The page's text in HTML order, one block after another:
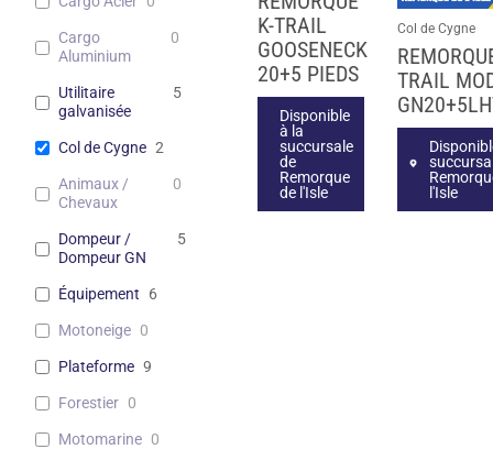
Cargo
Aluminium
0
Utilitaire
galvanisée
5
Col de Cygne 2
Animaux /
Chevaux
0
Dompeur /
Dompeur GN
5
Équipement 6
Motoneige 0
Plateforme 9
Forestier 0
Motomarine 0
K-TRAIL
GOOSENECK
20+5 PIEDS
Disponible
à la
succursale
de
Remorque
de l'Isle
Col de Cygne
TRAIL
l'Isle